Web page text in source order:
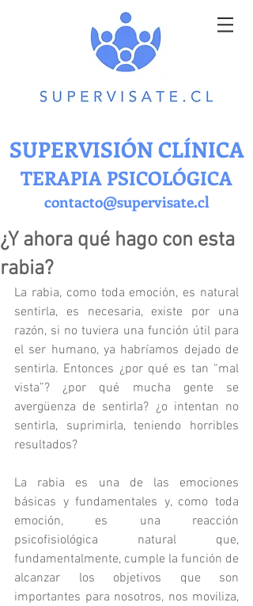
SUPERVISIÓN CLÍNICA
TERAPIA PSICOLÓGICA
contacto@supervisate.cl
¿Y ahora qué hago con esta
rabia?
La rabia, como toda emoción, es natural
sentirla, es necesaria, existe por una
razón, si no tuviera una función útil para
el ser humano, ya habríamos dejado de
sentirla. Entonces ¿por qué es tan “mal
vista”? ¿por qué mucha gente se
avergüenza de sentirla? ¿o intentan no
sentirla, suprimirla, teniendo horribles
resultados?
La rabia es una de las emociones
básicas y fundamentales y, como toda
emoción, es una reacción
psicofisiológica natural que,
fundamentalmente, cumple la función de
alcanzar los objetivos que son
importantes para nosotros, nos moviliza,